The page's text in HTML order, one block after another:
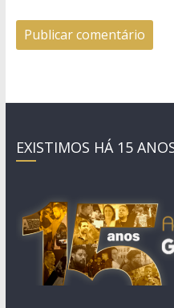
EXISTIMOS HÁ 15